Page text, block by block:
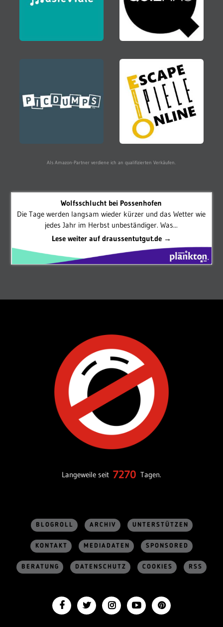
Als Amazon-Partner verdiene ich an qualifizierten Verkäufen.
Wolfsschlucht bei Possenhofen
Die Tage werden langsam wieder kürzer und das Wetter wie
jedes Jahr im Herbst unbeständiger. Was...
Lese weiter auf draussentutgut.de →
Langeweile seit 7270 Tagen.
BLOGROLL ARCHIV UNTERSTÜTZEN
KONTAKT MEDIADATEN SPONSORED
BERATUNG DATENSCHUTZ COOKIES RSS